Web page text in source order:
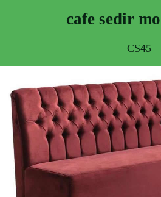
cafe sedir
CS45